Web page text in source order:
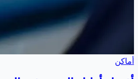
أماكن